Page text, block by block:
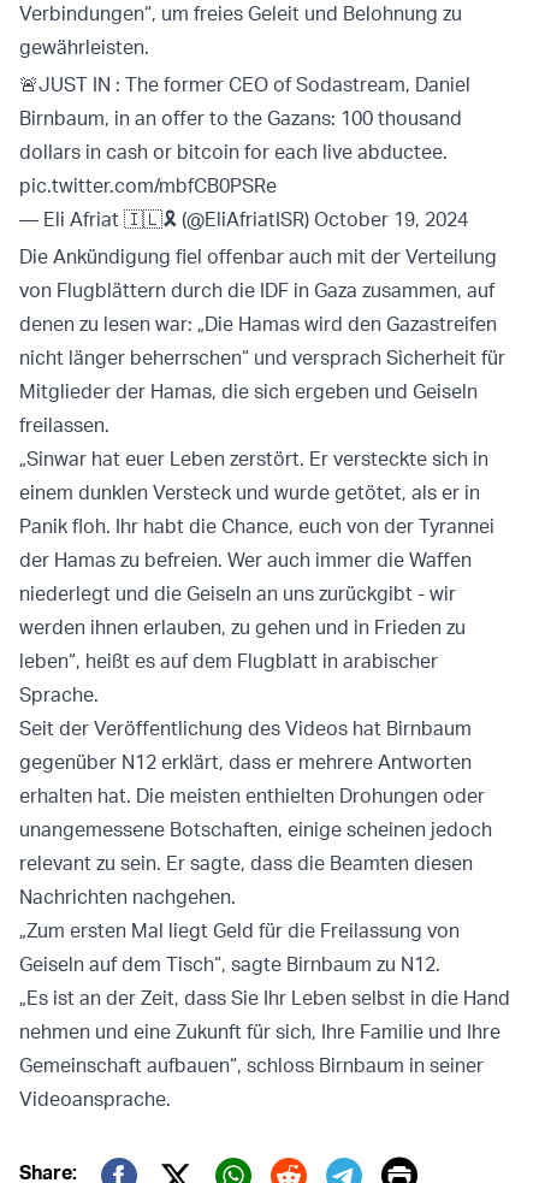
Verbindungen“, um freies Geleit und Belohnung zu
gewährleisten.
🚨JUST IN : The former CEO of Sodastream, Daniel
Birnbaum, in an offer to the Gazans: 100 thousand
dollars in cash or bitcoin for each live abductee.
pic.twitter.com/mbfCB0PSRe
— Eli Afriat 🇮🇱🎗 (@EliAfriatISR) October 19, 2024
Die Ankündigung fiel offenbar auch mit der Verteilung
von Flugblättern durch die IDF in Gaza zusammen, auf
denen zu lesen war: „Die Hamas wird den Gazastreifen
nicht länger beherrschen“ und versprach Sicherheit für
Mitglieder der Hamas, die sich ergeben und Geiseln
freilassen.
„Sinwar hat euer Leben zerstört. Er versteckte sich in
einem dunklen Versteck und wurde getötet, als er in
Panik floh. Ihr habt die Chance, euch von der Tyrannei
der Hamas zu befreien. Wer auch immer die Waffen
niederlegt und die Geiseln an uns zurückgibt - wir
werden ihnen erlauben, zu gehen und in Frieden zu
leben“, heißt es auf dem Flugblatt in arabischer
Sprache.
Seit der Veröffentlichung des Videos hat Birnbaum
gegenüber N12 erklärt, dass er mehrere Antworten
erhalten hat. Die meisten enthielten Drohungen oder
unangemessene Botschaften, einige scheinen jedoch
relevant zu sein. Er sagte, dass die Beamten diesen
Nachrichten nachgehen.
„Zum ersten Mal liegt Geld für die Freilassung von
Geiseln auf dem Tisch“, sagte Birnbaum zu N12.
„Es ist an der Zeit, dass Sie Ihr Leben selbst in die Hand
nehmen und eine Zukunft für sich, Ihre Familie und Ihre
Gemeinschaft aufbauen“, schloss Birnbaum in seiner
Videoansprache.
Share: Print